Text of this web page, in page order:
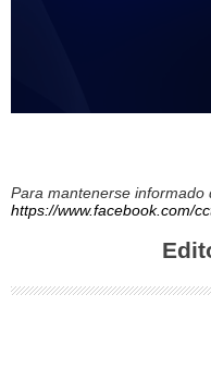
Para mantenerse informado
https://www.facebook.com/